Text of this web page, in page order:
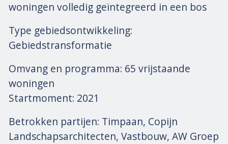
woningen volledig geïntegreerd in een bos
Type gebiedsontwikkeling:
Gebiedstransformatie
Omvang en programma: 65 vrijstaande
woningen
Startmoment: 2021
Betrokken partijen: Timpaan, Copijn
Landschapsarchitecten, Vastbouw, AW Groep